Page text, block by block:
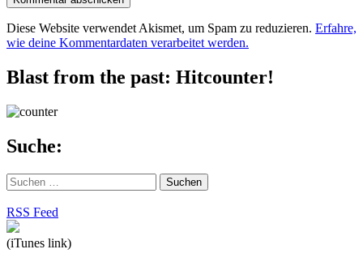
Diese Website verwendet Akismet, um Spam zu reduzieren. Erfahre,
wie deine Kommentardaten verarbeitet werden.
Blast from the past: Hitcounter!
Suche:
Suchen
nach:
RSS Feed
(iTunes link)